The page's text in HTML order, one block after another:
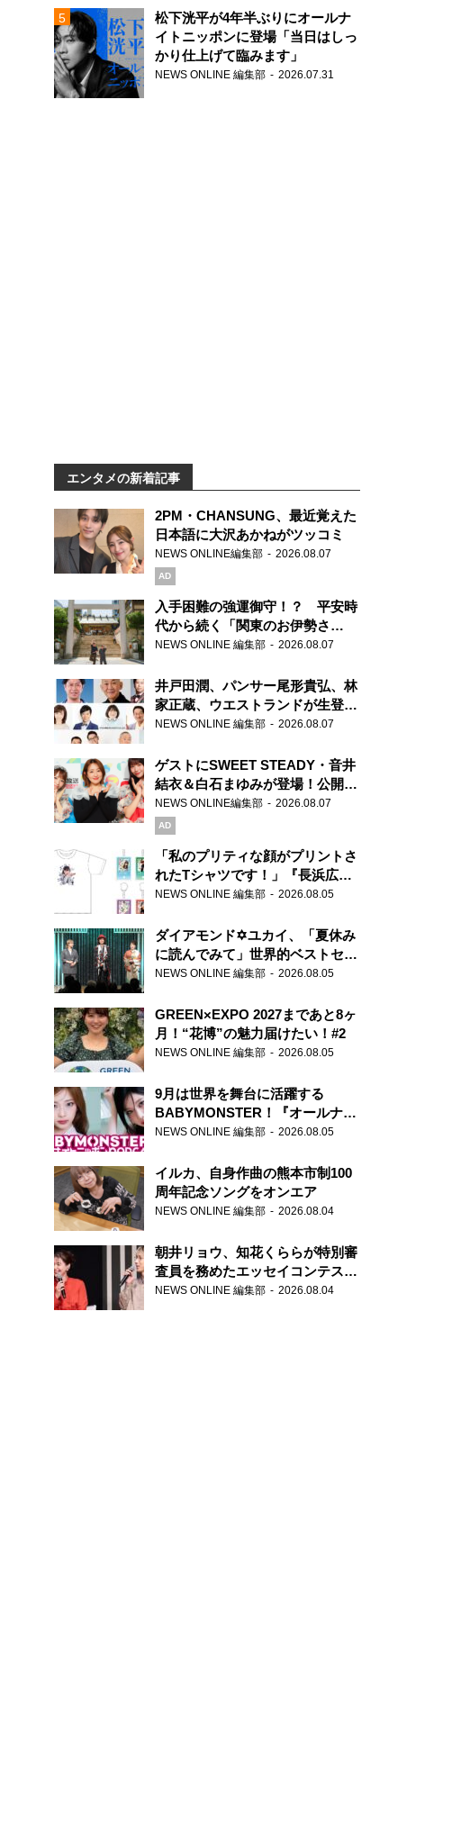
松下洸平が4年半ぶりにオールナ
イトニッポンに登場「当日はしっ
かり仕上げて臨みます」
NEWS ONLINE 編集部 2026.07.31
エンタメの新着記事
2PM・CHANSUNG、最近覚えた
日本語に大沢あかねがツッコミ
NEWS ONLINE編集部 2026.08.07
AD
入手困難の強運御守！？ 平安時
代から続く「関東のお伊勢さ
ま」、芝大神宮にてランパンプス
NEWS ONLINE 編集部 2026.08.07
井戸田潤、パンサー尾形貴弘、林
家正蔵、ウエストランドが生登
場！『ラジオビバリー昼ズ』
NEWS ONLINE 編集部 2026.08.07
ゲストにSWEET STEADY・音井
結衣＆白石まゆみが登場！公開収
録で素顔全開！
NEWS ONLINE編集部 2026.08.07
AD
「私のプリティな顔がプリントさ
れたTシャツです！」『長浜広奈
天下無双』初の番組グッズ発売
NEWS ONLINE 編集部 2026.08.05
ダイアモンド✡ユカイ、「夏休み
に読んでみて」世界的ベストセラ
ー『アナスタシア』を紹介
NEWS ONLINE 編集部 2026.08.05
GREEN×EXPO 2027まであと8ヶ
月！“花博”の魅力届けたい！#2
NEWS ONLINE 編集部 2026.08.05
9月は世界を舞台に活躍する
BABYMONSTER！『オールナイ
トニッポンPODCAST』月替わり
NEWS ONLINE 編集部 2026.08.05
イルカ、自身作曲の熊本市制100
周年記念ソングをオンエア
NEWS ONLINE 編集部 2026.08.04
朝井リョウ、知花くららが特別審
査員を務めたエッセイコンテスト
の特別番組「#いまあなたに伝え
NEWS ONLINE 編集部 2026.08.04